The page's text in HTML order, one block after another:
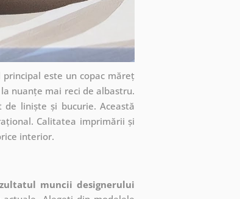
este un copac măreț
nuanțe mai reci de albastru.
liniște și bucurie. Această
Calitatea imprimării și
interior.
muncii designerului